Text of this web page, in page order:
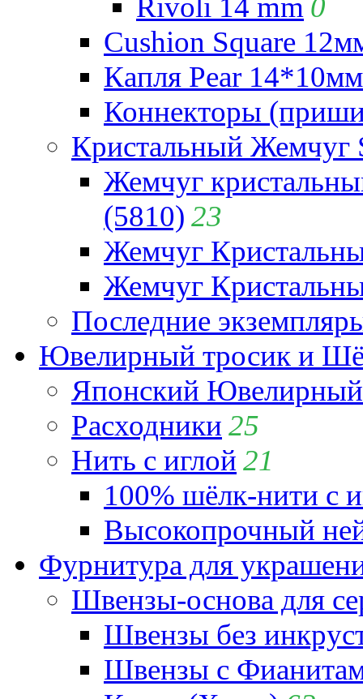
Cushion Square
Капля Pear
Коннекторы
Кристальный Жемчуг
Жемчуг
(5810) 23
Жемчуг
Жемчуг
Последние
Ювелирный тросик и
Японский
Расходники 25
Нить с иглой 21
100% шёлк-нити с
Высокопрочный
Фурнитура для
Швензы-основа для
Швензы без
Швензы с